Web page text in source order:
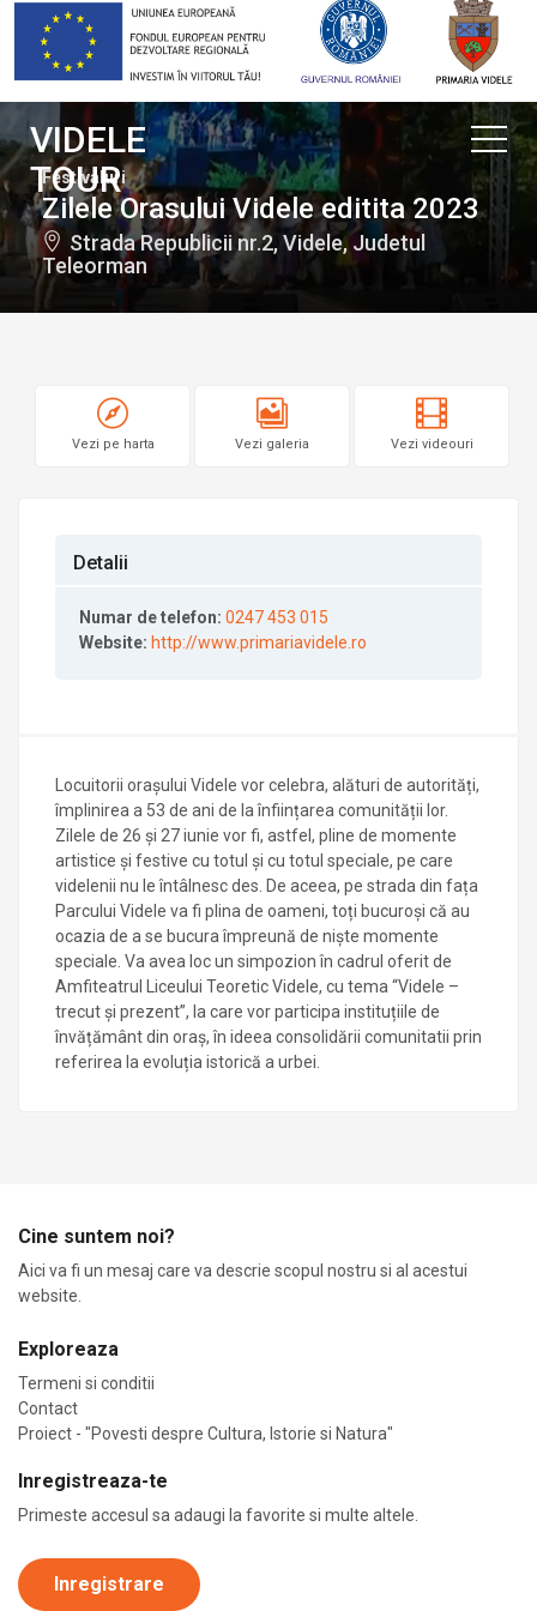
VIDELE
TOUR
Festivaluri
Zilele Orasului Videle editita 2023
Strada Republicii nr.2, Videle, Judetul
Teleorman
Vezi pe harta Vezi galeria Vezi videouri
Detalii
Numar de telefon: 0247 453 015
Website: http://www.primariavidele.ro
Locuitorii orașului Videle vor celebra, alături de autorități,
împlinirea a 53 de ani de la înființarea comunității lor.
Zilele de 26 și 27 iunie vor fi, astfel, pline de momente
artistice și festive cu totul și cu totul speciale, pe care
videlenii nu le întâlnesc des. De aceea, pe strada din fața
Parcului Videle va fi plina de oameni, toți bucuroși că au
ocazia de a se bucura împreună de niște momente
speciale. Va avea loc un simpozion în cadrul oferit de
Amfiteatrul Liceului Teoretic Videle, cu tema “Videle –
trecut și prezent”, la care vor participa instituțiile de
învățământ din oraș, în ideea consolidării comunitatii prin
referirea la evoluția istorică a urbei.
Cine suntem noi?
Aici va fi un mesaj care va descrie scopul nostru si al acestui
website.
Exploreaza
Termeni si conditii
Contact
Proiect - "Povesti despre Cultura, Istorie si Natura"
Inregistreaza-te
Primeste accesul sa adaugi la favorite si multe altele.
Inregistrare